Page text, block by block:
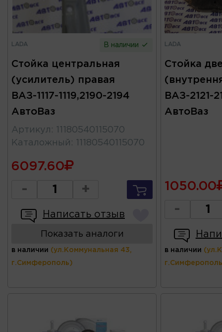
LADA В наличии
Стойка центральная
(усилитель) правая
ВАЗ-1117-1119,2190-2194
АвтоВаз
Артикул :
11180540115070
Каталожный : 11180540115070
6097.60
- +
Написать отзыв
Показать аналоги
в наличии (ул.Коммунальная 43,
г.Симферополь)
LADA
Стойка
ВАЗ-2121-
АвтоВаз
1050.00
-
в наличии